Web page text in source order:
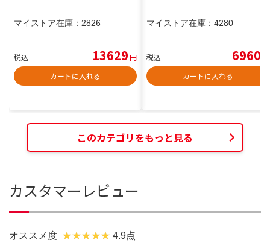
マイストア在庫： 2826
税込 13629円
カートに入れる
マイストア在庫： 4280
税込 6960
カートに入れる
このカテゴリをもっと見る
カスタマーレビュー
オススメ度 4.9点